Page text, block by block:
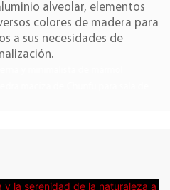
alveolar, elementos
colores de madera para
a sus necesidades de